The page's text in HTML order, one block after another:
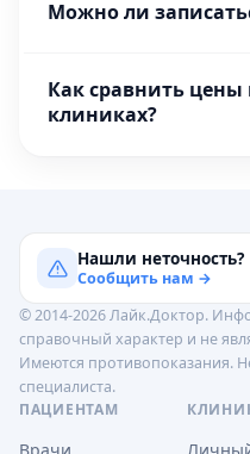
Можно ли
Как сравнить цены
клиниках?
Нашли неточность?
Сообщить нам →
© 2014-2026 Лайк.Доктор.
справочный характер и не
Имеются противопоказания.
специалиста.
ПАЦИЕНТАМ